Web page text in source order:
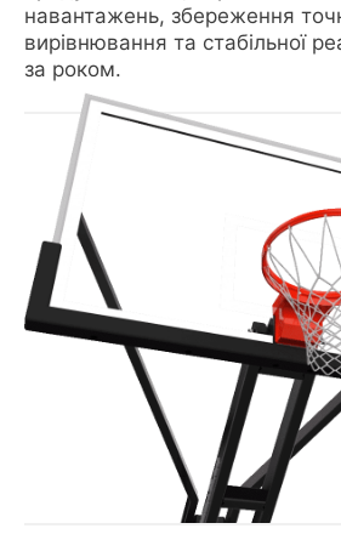
навантажень, збереження
вирівнювання та стабільної
за роком.